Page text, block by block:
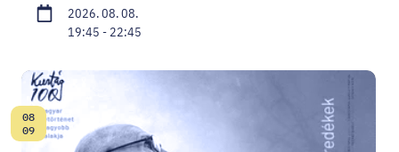
2026. 08. 08.
19:45 - 22:45
Dátum:
08
09